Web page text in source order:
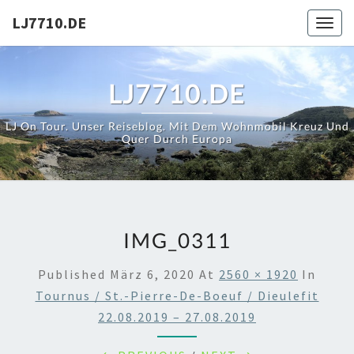
content
LJ7710.DE
LJ7710.DE
LJ On Tour. Unser Reiseblog. Mit Dem Wohnmobil Kreuz Und
Quer Durch Europa
IMG_0311
Published März 6, 2020 At 2560 × 1920 In
Tournus / St.-Pierre-De-Boeuf / Dieulefit
22.08.2019 – 27.08.2019